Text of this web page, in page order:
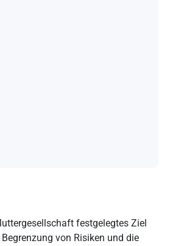
festgelegtes Ziel
von Risiken und die